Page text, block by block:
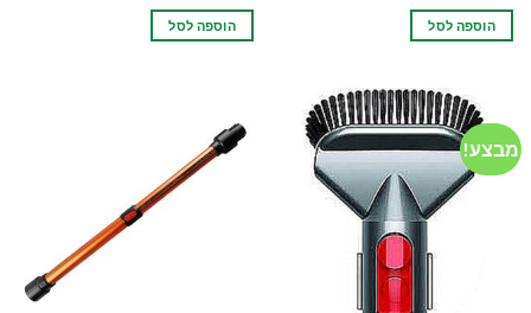
היה:
₪500.00.הוספה לסל הוספה לסל
מבצע!